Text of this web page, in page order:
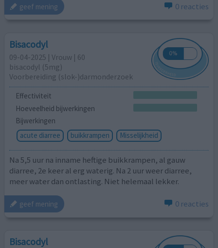
geef mening 0 reacties
Bisacodyl
09-04-2025 | Vrouw | 60
bisacodyl (5mg)
Voorbereiding (slok-)darmonderzoek
Effectiviteit
Hoeveelheid bijwerkingen
Bijwerkingen
acute diarree
buikkrampen Misselijkheid
Na 5,5 uur na inname heftige buikkrampen, al gauw
diarree, 2e keer al erg waterig. Na 2 uur weer diarree,
meer water dan ontlasting. Niet helemaal lekker.
geef mening 0 reacties
Bisacodyl